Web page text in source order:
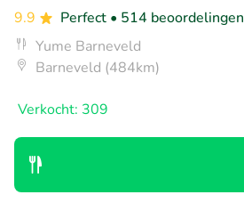
9.9 Perfect • 514 beoordelingen
Yume Barneveld
Barneveld (484km)
Verkocht: 309